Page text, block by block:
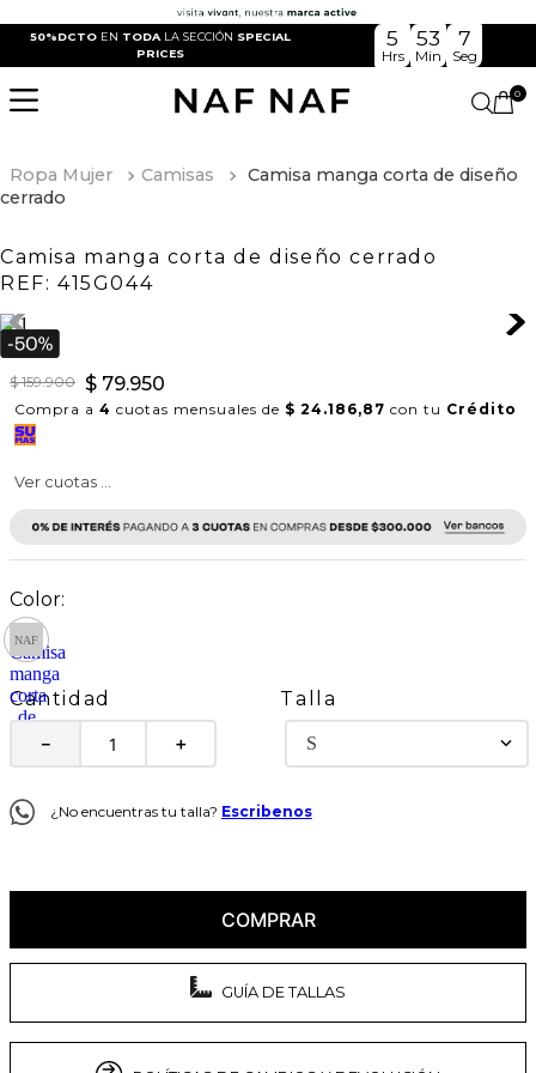
50%DCTO EN TODA LA SECCIÓN SPECIAL
PRICES
5
Hrs
53
Min
6
Seg
0
Ropa Mujer Camisas
Camisa manga corta de diseño
cerrado
Camisa manga corta de diseño cerrado
REF: 415G044
$ 159.900 $ 79.950
Compra a 4 cuotas mensuales de $ 24.186,87 con tu Crédito
Ver cuotas ...
Cantidad
＋
－
Talla
S
¿No encuentras tu talla? Escribenos
COMPRAR
GUÍA DE TALLAS